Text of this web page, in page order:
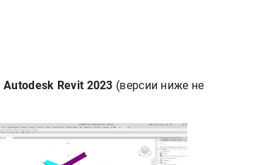
Autodesk Revit 2023 (версии ниже не